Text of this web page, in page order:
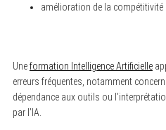
amélioration de la compétitivité
Uneformation Intelligence Artificielle
erreurs fréquentes, notamment
dépendance aux outils ou
par l’IA.